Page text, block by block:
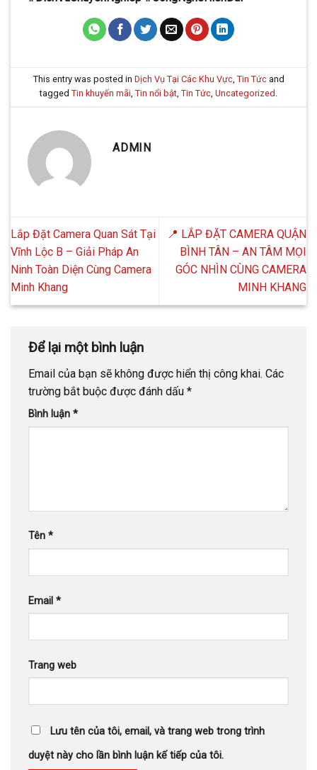
This entry was posted in Dịch Vụ Tại Các Khu Vực, Tin Tứcand
tagged Tin khuyến mãi, Tin nổi bật, Tin Tức, Uncategorized .
ADMIN
Lắp Đặt Camera Quan Sát Tại
Vĩnh Lộc B – Giải Pháp An
Ninh Toàn Diện Cùng Camera
Minh Khang
📍 LẮP ĐẶT CAMERA QUẬN
BÌNH TÂN – AN TÂM MỌI
GÓC NHÌN CÙNG CAMERA
MINH KHANG
Để lại một bình luận
Email của bạn sẽ không được hiển thị công khai. Các
trường bắt buộc được đánh dấu *
Bình luận *
Tên *
Email *
Trang web
Lưu tên của tôi, email, và trang web trong trình
duyệt này cho lần bình luận kế tiếp của tôi.